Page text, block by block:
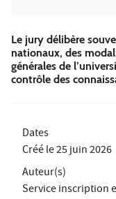
Le jury délibère
nationaux, des
générales de
contrôle des
Dates
Créé le25 juin 2026
Auteur(s)
Service inscription